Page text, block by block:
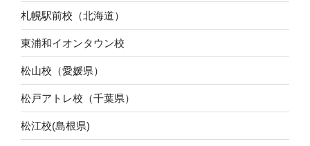
札幌駅前校（北海道）
東浦和イオンタウン校
松山校（愛媛県）
松戸アトレ校（千葉県）
松江校(島根県)